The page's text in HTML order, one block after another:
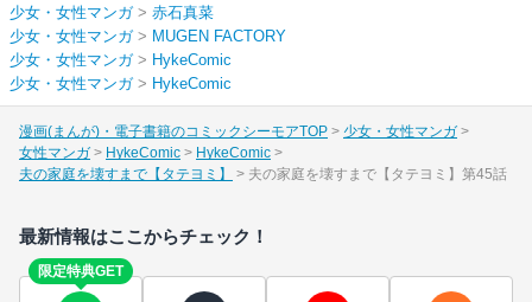
少女・女性マンガ> 赤石真菜
少女・女性マンガ> MUGEN FACTORY
少女・女性マンガ> HykeComic
少女・女性マンガ> HykeComic
漫画(まんが)・電子書籍のコミックシーモアTOP
少女・女性マンガ
女性マンガ
HykeComic
HykeComic
夫の家庭を壊すまで【タテヨミ】
夫の家庭を壊すまで【タテヨミ】第45話
最新情報はここからチェック！
限定特典GET